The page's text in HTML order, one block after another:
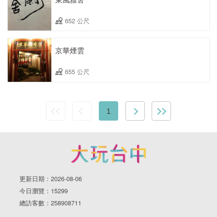
652 公尺
京華煙雲
655 公尺
1
更新日期：2026-08-06
今日瀏覽：15299
總訪客數：258908711